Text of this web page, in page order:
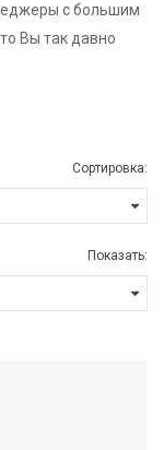
с большим
Вы так давно
Сортировка:
Показать: